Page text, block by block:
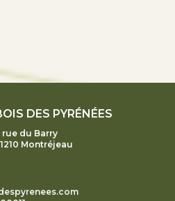
DES PYRÉNÉES
rue du Barry
Montréjeau